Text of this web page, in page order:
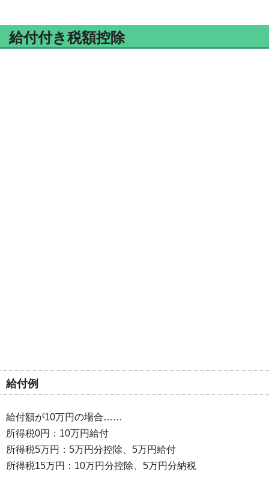
給付付き税額控除
給付例
給付額が10万円の場合……
所得税0円：10万円給付
所得税5万円：5万円分控除、5万円給付
所得税15万円：10万円分控除、5万円分納税